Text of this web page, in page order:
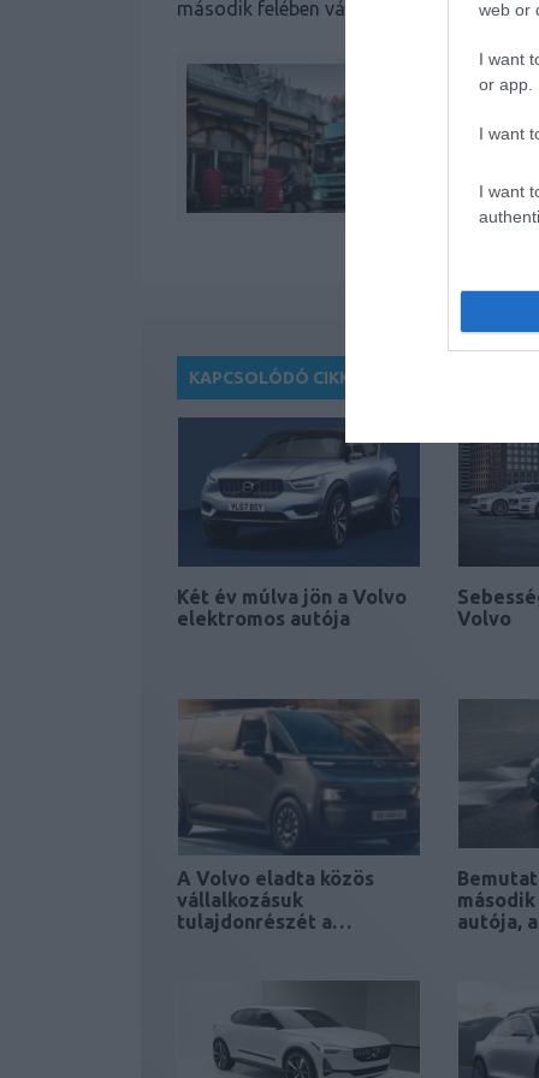
web or
I want
or app.
I want
I want
második felében várható.
KAPCSOLÓDÓ CIKKEK
Két év múlva jön a Volvo
elektromos autója
Volvo
A Volvo eladta közös
vállalkozásuk
tulajdonrészét a…
autója,